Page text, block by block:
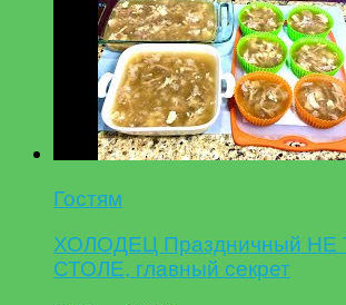
Гостям
ХОЛОДЕЦ Праздничный НЕ
СТОЛЕ, главный секрет